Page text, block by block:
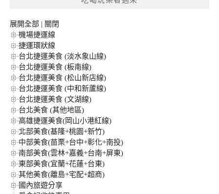
展開全部 | 關閉
機場捷運線
捷運環狀線
台北捷運美食 (淡水象山線)
台北捷運美食 (板南線)
台北捷運美食 (松山新店線)
台北捷運美食 (中和新蘆線)
台北捷運美食 (文湖線)
台北美食 (其他地區)
高雄捷運美食(岡山小港紅線)
北部美食(基隆+桃園+新竹)
中部美食(苗栗+台中+彰化+南投)
南部美食(雲林+嘉義+台南+屏東)
東部美食(宜蘭+花蓮+台東)
其他美食(離島+宅配+超商)
國內旅遊分享